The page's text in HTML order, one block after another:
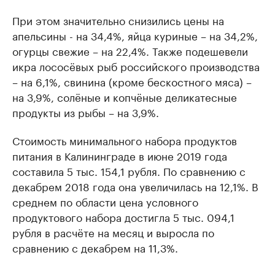
При этом значительно снизились цены на
апельсины - на 34,4%, яйца куриные – на 34,2%,
огурцы свежие – на 22,4%. Также подешевели
икра лососёвых рыб российского производства
– на 6,1%, свинина (кроме бескостного мяса) –
на 3,9%, солёные и копчёные деликатесные
продукты из рыбы – на 3,9%.
Стоимость минимального набора продуктов
питания в Калининграде в июне 2019 года
составила 5 тыс. 154,1 рубля. По сравнению с
декабрем 2018 года она увеличилась на 12,1%. В
среднем по области цена условного
продуктового набора достигла 5 тыс. 094,1
рубля в расчёте на месяц и выросла по
сравнению с декабрем на 11,3%.